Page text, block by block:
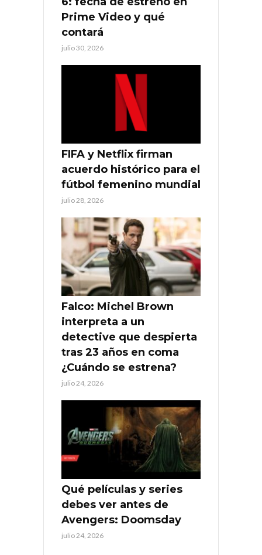
Prime Video y qué
contará
julio 30, 2026
FIFA y Netflix firman
acuerdo histórico para el
fútbol femenino mundial
julio 28, 2026
Falco: Michel Brown
interpreta a un
detective que despierta
tras 23 años en coma
¿Cuándo se estrena?
julio 24, 2026
Qué películas y series
debes ver antes de
Avengers: Doomsday
julio 24, 2026